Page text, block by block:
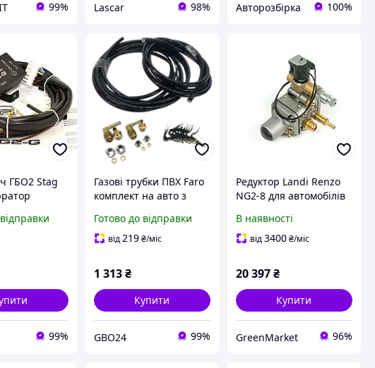
99% Lascar 98% Авторозбірка 100%
ГБО2 Stag
99%
Газові трубки ПВХ Faro
комплект на авто з
ГБО2,ГБО4
Готово до відправки
від219 ₴/міс
1 313 ₴
Купити
GBO24 99%
Редуктор Landi Renzo
NG2-8 для автомобілів
заводським метановим
ГБО, аналог Teleflex GFI,
В наявності
від3400₴/міс
20 397₴
Купити
GreenMarket 96%